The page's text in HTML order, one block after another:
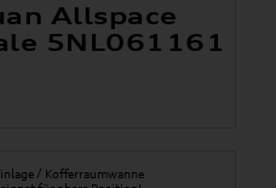
Allspace
5NL061161